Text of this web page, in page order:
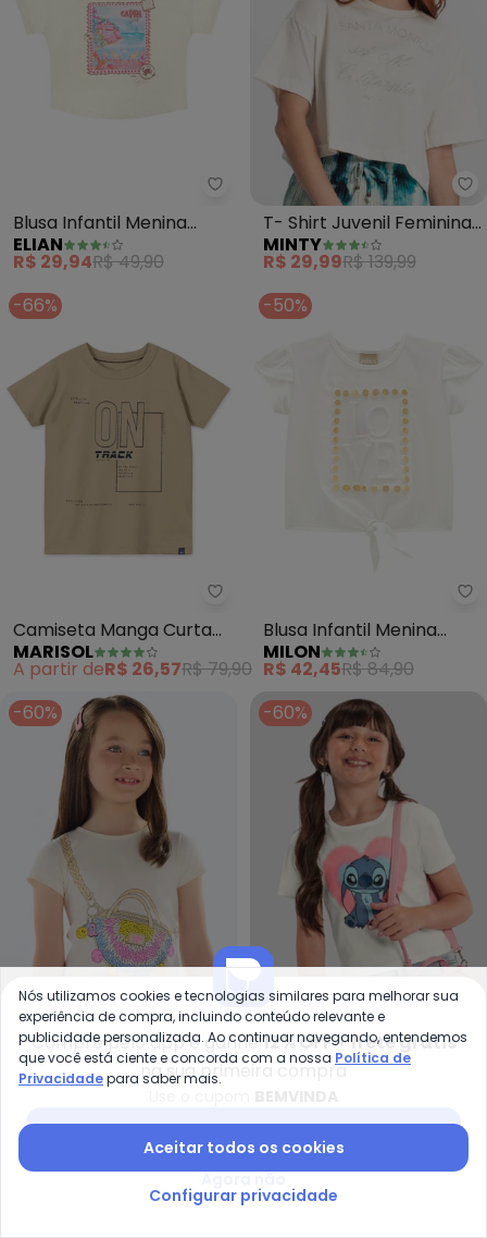
Elian - Blusa Infantil Menina
Blusa Infantil Menina
Brilho Stamp (Bege)
ELIAN
R$ 29,94R$ 49,90
T- Shirt Juvenil Feminina
(Bege)
MINTY
R$ 29,99R$ 139,99
-66%
Marisol - Camiseta Manga
Camiseta Manga Curta
Infantil (Bege)
MARISOL
A partir deR$ 26,57R$ 79,90
-50%
Blusa Infantil Menina
Estampa (Off White)
MILON
R$ 42,45R$ 84,90
-60%
Quimby - Blusa Cotton com
Blusa Cotton com Strass
(Bege)
QUIMBY
A partir deR$ 31,96R$ 79,90
-60%
Blusa Infantil Menina
Stitch com Glitter (Bege)
BRANDILI
-65%
-30% NEW
Compre pelo app e ganhe12% OFF + frete grátis
na sua primeira compra
Nós utilizamos cookies e tecnologias similares para melhorar sua
experiência de compra, incluindo conteúdo relevante e
publicidade personalizada. Ao continuar navegando, entendemos
que você está ciente e concorda com a nossa Política de
Privacidadepara saber mais.
Aceitar todos os cookies
Configurar privacidade